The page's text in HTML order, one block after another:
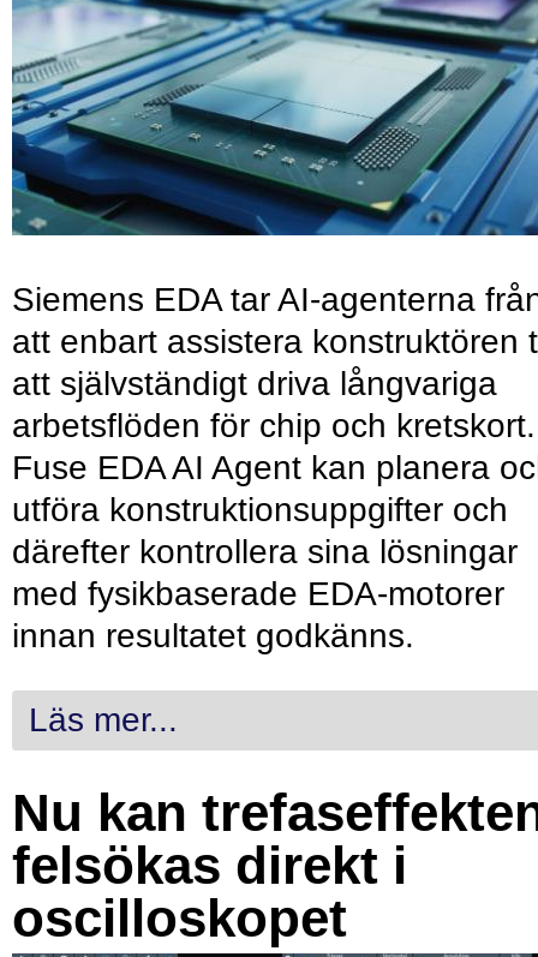
Siemens EDA tar AI-agenterna
att enbart assistera konstruktören
att självständigt driva långvariga
arbetsflöden för chip och kretskort.
Fuse EDA AI Agent kan planera
utföra konstruktionsuppgifter och
därefter kontrollera sina lösningar
med fysikbaserade EDA-motorer
innan resultatet godkänns.
Läs mer...
Nu kan
felsökas direkt i
oscilloskopet